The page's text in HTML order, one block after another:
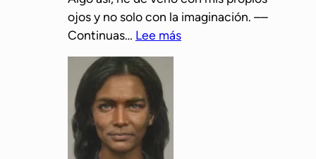
l
a
c
i
ó
n
c
o
í
ojos y no solo con la imaginación. ––
Continuas… Lee más: